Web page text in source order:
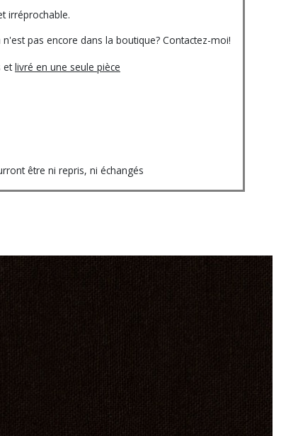
irréprochable.
pas encore dans la boutique? Contactez-moi!
etlivré en une seule pièce
être ni repris, ni échangés